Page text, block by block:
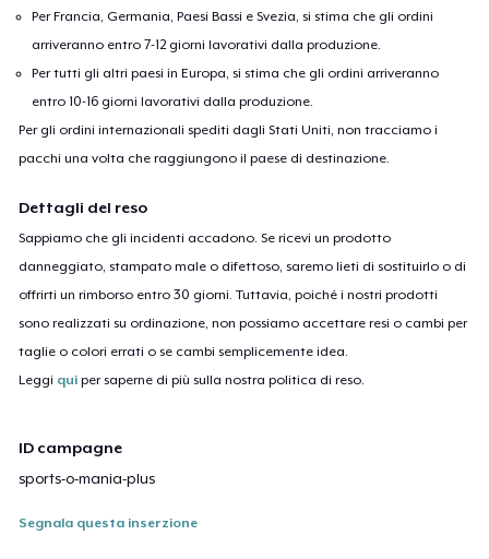
Per Francia, Germania, Paesi Bassi e Svezia, si stima che gli ordini
arriveranno entro 7-12 giorni lavorativi dalla produzione.
Per tutti gli altri paesi in Europa, si stima che gli ordini arriveranno
entro 10-16 giorni lavorativi dalla produzione.
Per gli ordini internazionali spediti dagli Stati Uniti, non tracciamo i
pacchi una volta che raggiungono il paese di destinazione.
Dettagli del reso
Sappiamo che gli incidenti accadono. Se ricevi un prodotto
danneggiato, stampato male o difettoso, saremo lieti di sostituirlo o di
offrirti un rimborso entro 30 giorni. Tuttavia, poiché i nostri prodotti
sono realizzati su ordinazione, non possiamo accettare resi o cambi per
taglie o colori errati o se cambi semplicemente idea.
Leggi qui per saperne di più sulla nostra politica di reso.
ID campagne
sports-o-mania-plus
Segnala questa inserzione